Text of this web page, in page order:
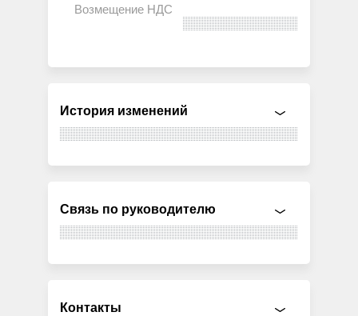
История изменений
Связь по руководителю
Контакты